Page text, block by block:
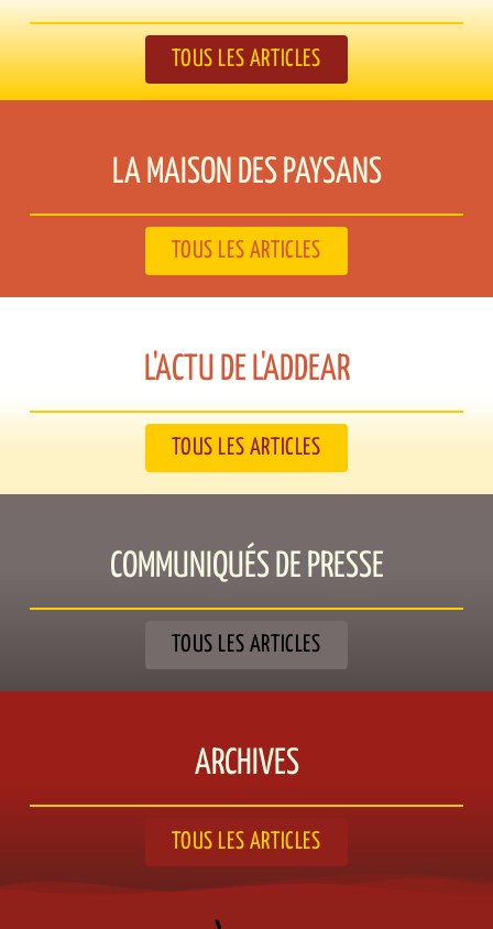
TOUS LES ARTICLES
LA MAISON DES PAYSANS​
TOUS LES ARTICLES
L'ACTU DE L'ADDEAR​
TOUS LES ARTICLES
COMMUNIQUÉS DE PRESSE​
TOUS LES ARTICLES
ARCHIVES
TOUS LES ARTICLES